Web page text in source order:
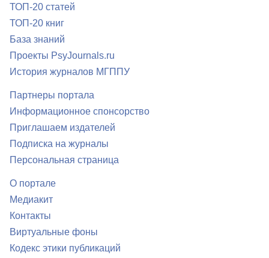
ТОП-20 статей
ТОП-20 книг
База знаний
Проекты PsyJournals.ru
История журналов МГППУ
Партнеры портала
Информационное спонсорство
Приглашаем издателей
Подписка на журналы
Персональная страница
О портале
Медиакит
Контакты
Виртуальные фоны
Кодекс этики публикаций